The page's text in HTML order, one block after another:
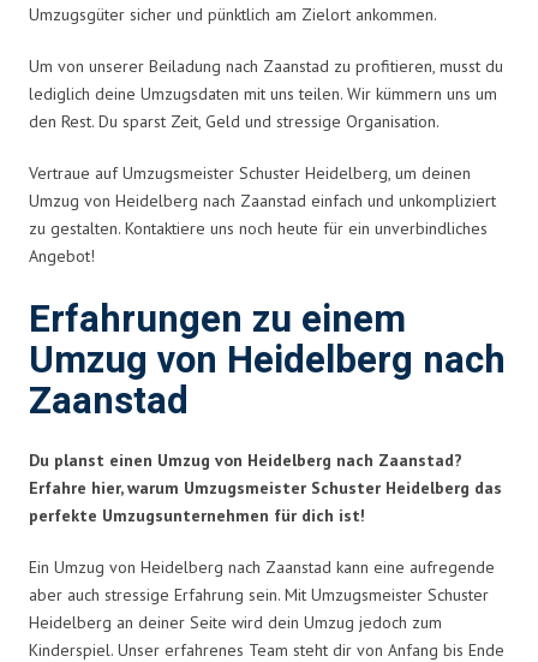
Umzugsgüter sicher und pünktlich am Zielort ankommen.
Um von unserer Beiladung nach Zaanstad zu profitieren, musst du
lediglich deine Umzugsdaten mit uns teilen. Wir kümmern uns um
den Rest. Du sparst Zeit, Geld und stressige Organisation.
Vertraue auf Umzugsmeister Schuster Heidelberg, um deinen
Umzug von Heidelberg nach Zaanstad einfach und unkompliziert
zu gestalten. Kontaktiere uns noch heute für ein unverbindliches
Angebot!
Erfahrungen zu einem
Umzug von Heidelberg nach
Zaanstad
Du planst einen Umzug von Heidelberg nach Zaanstad?
Erfahre hier, warum Umzugsmeister Schuster Heidelberg das
perfekte Umzugsunternehmen für dich ist!
Ein Umzug von Heidelberg nach Zaanstad kann eine aufregende
aber auch stressige Erfahrung sein. Mit Umzugsmeister Schuster
Heidelberg an deiner Seite wird dein Umzug jedoch zum
Kinderspiel. Unser erfahrenes Team steht dir von Anfang bis Ende